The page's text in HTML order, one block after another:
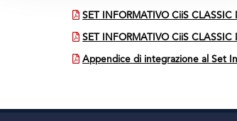
SET INFORMATIVO CiiS
SET INFORMATIVO CiiS
Appendice di integrazione al Set